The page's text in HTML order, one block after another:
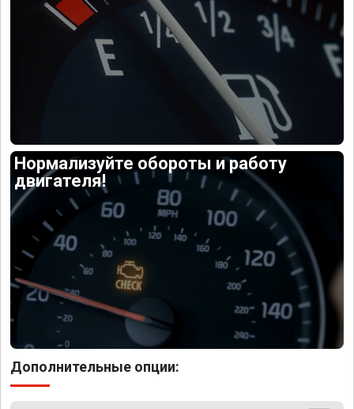
Нормализуйте обороты и работу
двигателя!
Дополнительные опции: